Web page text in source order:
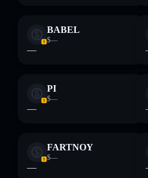
BABEL
$—
—
PI
$—
—
FARTNOY
$—
—